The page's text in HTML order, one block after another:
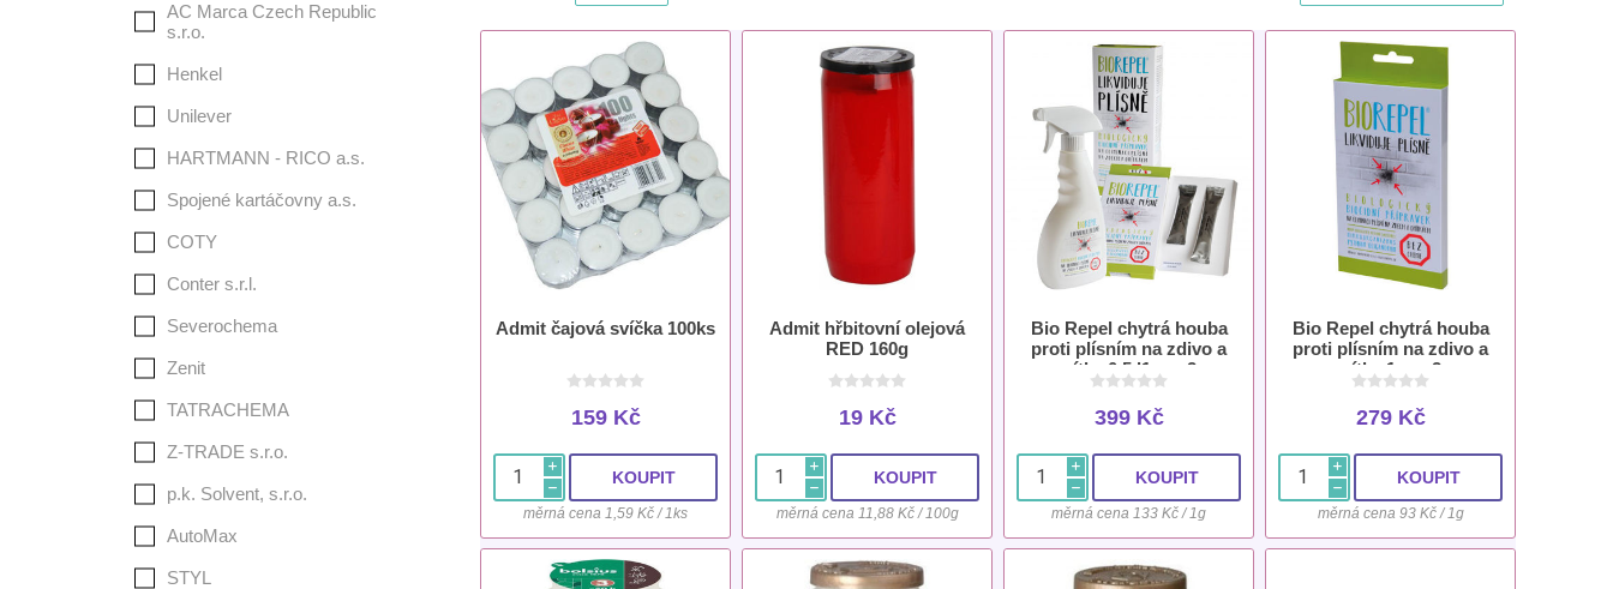
Admit čajová svíčka 100ks
159 Kč
i
h
měrná cena 1,59 Kč / 1ks
Admit hřbitovní olejová
RED 160g
19 Kč
i
h
měrná cena 11,88 Kč / 100g
Bio Repel chytrá houba
proti plísním na zdivo a
omítky 0,5 l1 g + 2 g
399 Kč
i
h
měrná cena 133 Kč / 1g
Bio Repel chytrá houba
proti plísním na zdivo a
omítky 1 g + 2 g
279 Kč
i
h
měrná cena 93 Kč / 1g
AC Marca Czech Republic
s.r.o.
Henkel
Unilever
HARTMANN - RICO a.s.
Spojené kartáčovny a.s.
COTY
Conter s.r.l.
Severochema
Zenit
TATRACHEMA
Z-TRADE s.r.o.
p.k. Solvent, s.r.o.
AutoMax
STYL